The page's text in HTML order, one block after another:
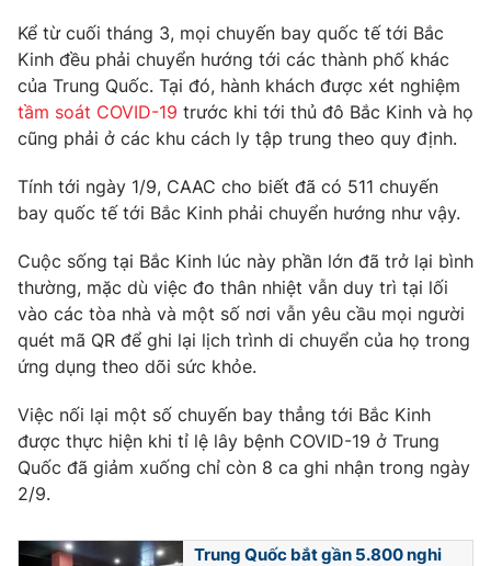
Giải sao mai
Sao
Làm đẹp
Chất lượng cuộc sống
Giáo dục
Tuyển sinh
Học trực tuyến
Công nghệ
Hitech Công nghệ tương lai
Sản phẩm
Thị trường
Tư vấn
Giao lưu trực tuyến
Lịch phát sóng
Chuyên mục khác
Emagazine Podcast
Photo Infographic
Video Shorts video
Kể từ cuối tháng 3, mọi chuyến bay quốc tế tới Bắc
Kinh đều phải chuyển hướng tới các thành phố khác
của Trung Quốc. Tại đó, hành khách được xét nghiệm
tầm soát COVID-19 trước khi tới thủ đô Bắc Kinh và họ
cũng phải ở các khu cách ly tập trung theo quy định.
Tính tới ngày 1/9, CAAC cho biết đã có 511 chuyến
bay quốc tế tới Bắc Kinh phải chuyển hướng như vậy.
Cuộc sống tại Bắc Kinh lúc này phần lớn đã trở lại bình
thường, mặc dù việc đo thân nhiệt vẫn duy trì tại lối
vào các tòa nhà và một số nơi vẫn yêu cầu mọi người
quét mã QR để ghi lại lịch trình di chuyển của họ trong
ứng dụng theo dõi sức khỏe.
Việc nối lại một số chuyến bay thẳng tới Bắc Kinh
được thực hiện khi tỉ lệ lây bệnh COVID-19 ở Trung
Quốc đã giảm xuống chỉ còn 8 ca ghi nhận trong ngày
2/9.
Trung Quốc bắt gần 5.800 nghi